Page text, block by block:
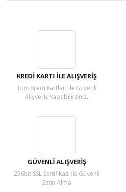
KREDİ KARTI İLE ALIŞVERİŞ
Tüm Kredi Kartları ile Güvenli
Alışveriş Yapabilirsiniz.
GÜVENLİ ALIŞVERİŞ
256bit SSL Sertifikası ile Güvenli
Satın Alma